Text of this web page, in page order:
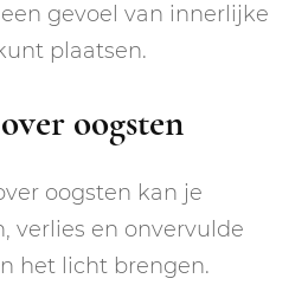
gevoel van innerlijke
plaatsen.
oogsten
oogsten kan je
verlies en onvervulde
het licht brengen.